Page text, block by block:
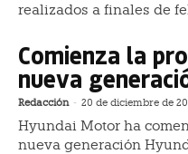
realizados a finales de
Comienza la
nueva
Redacción - 20 de diciembre de
Hyundai Motor ha
nueva generación